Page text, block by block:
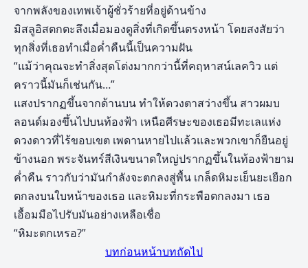
จากพลังของเทพเจ้าผู้ชั่วร้ายที่อยู่ด้านข้าง
มิสลูอิสตกตะลึงเมื่อมองดูสิ่งที่เกิดขึ้นตรงหน้า โดยสงสัยว่า
ทุกสิ่งที่เธอทำเมื่อค่ำคืนนี้เป็นความฝัน
“แม้ว่าคุณจะทำสิ่งสุดโต่งมากกว่านี้ที่คฤหาสน์เลควิว แต่
คราวนี้มันก็เช่นกัน…”
แสงปรากฏขึ้นจากด้านบน ทำให้ดวงตาสว่างขึ้น สาวผมบ
ลอนด์มองขึ้นไปบนท้องฟ้า เหนือศีรษะของเธอมีทะเลแห่ง
ดวงดาวที่ไร้ขอบเขต เพดานหายไปแล้วและพวกเขาก็ยืนอยู่
ข้างนอก พระจันทร์สีเงินขนาดใหญ่ปรากฏขึ้นในท้องฟ้ายาม
ค่ำคืน ราวกับว่ามันกำลังจะตกลงสู่พื้น เกล็ดหิมะเย็นยะเยือก
ตกลงบนใบหน้าของเธอ และหิมะที่กระพือตกลงมา เธอ
เอื้อมมือไปรับมันอย่างเหลือเชื่อ
“หิมะตกเหรอ?”
บทก่อนหน้าบทถัดไป